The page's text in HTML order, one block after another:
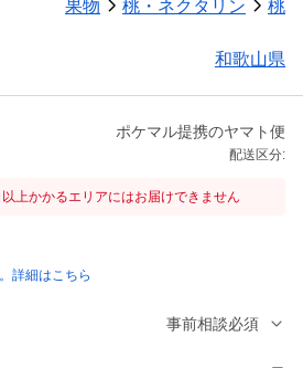
果物 桃・ネクタリン 桃
和歌山県
ポケマル提携のヤマト便
配送区分:
上かかるエリアにはお届けできません
詳細はこちら
事前相談必須